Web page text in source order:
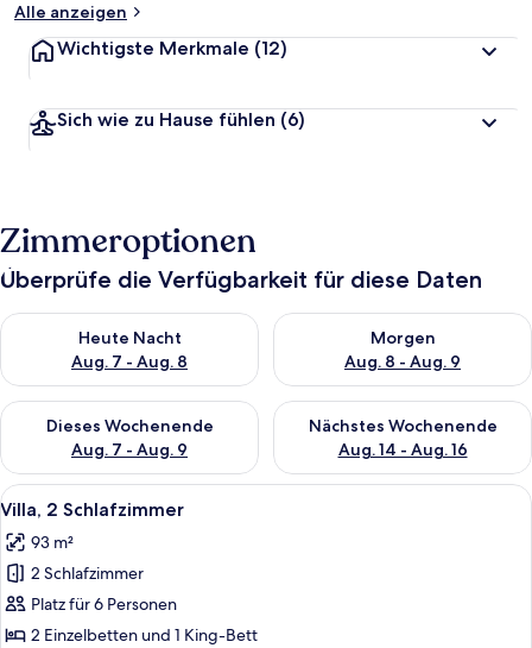
Alle anzeigen
Wichtigste Merkmale (12)
Sich wie zu Hause fühlen (6)
Zimmeroptionen
Überprüfe die Verfügbarkeit für diese Daten
Heute Nacht
Aug. 7 - Aug. 8
Überprüfe die Verfügbarkeit für heute Nacht, Aug. 7 - Aug. 8.
Morgen
Aug. 8 - Aug. 9
Überprüfe die Verfügbarkeit
Dieses Wochenende
Aug. 7 - Aug. 9
Überprüfe die Verfügbarkeit für dieses Wochenende, Aug. 7
Nächstes Wochenende
Aug. 14 - Aug. 16
Überprüfe die Verfügbarkeit
Alle
Fotos
für
Villa,
2 Schlafzimmer
anzeigen
Ein Hotelzimmer mit einem
15
Villa, 2 Schlafzimmer
93 m²
2 Schlafzimmer
Platz für 6 Personen
2 Einzelbetten und 1 King-Bett